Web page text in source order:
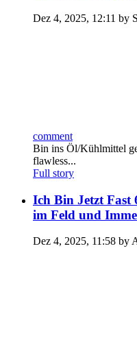
Dez 4, 2025, 12:11 by
comment
Bin ins Öl/Kühlmittel
flawless...
Full story
Ich Bin Jetzt Fast
im Feld und
Dez 4, 2025, 11:58 by